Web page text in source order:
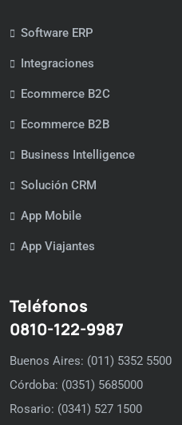
Software ERP
Integraciones
Ecommerce B2C
Ecommerce B2B
Business Intelligence
Solución CRM
App Mobile
App Viajantes
Teléfonos
0810-122-9987
Buenos Aires: (011) 5352 5500
Córdoba: (0351) 5685000
Rosario: (0341) 527 1500